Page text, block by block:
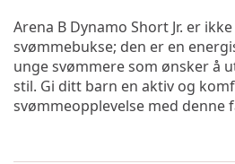
Arena B Dynamo Short Jr. er
svømmebukse; den er en
unge svømmere som ønsker å
stil. Gi ditt barn en aktiv og
svømmeopplevelse med denne